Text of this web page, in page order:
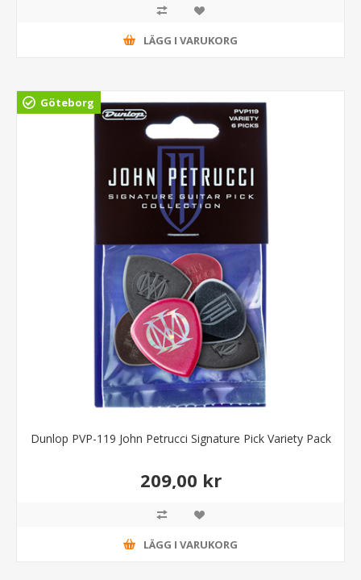
LÄGG I VARUKORG
Göteborg
Dunlop PVP-119 John Petrucci Signature Pick Variety Pack
209,00 kr
LÄGG I VARUKORG